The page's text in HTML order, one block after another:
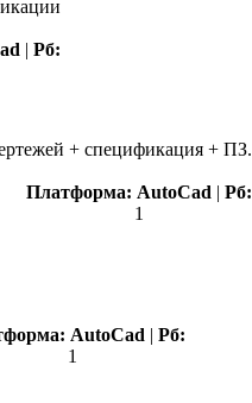
| Рб:
+ спецификация + ПЗ.
Платформа: AutoCad | Рб:
1
AutoCad | Рб:
1